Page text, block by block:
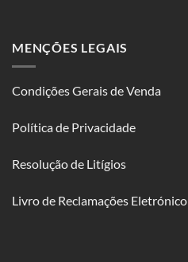
MENÇÕES LEGAIS
Condições Gerais de Venda
Política de Privacidade
Resolução de Litígios
Livro de Reclamações Eletrónico